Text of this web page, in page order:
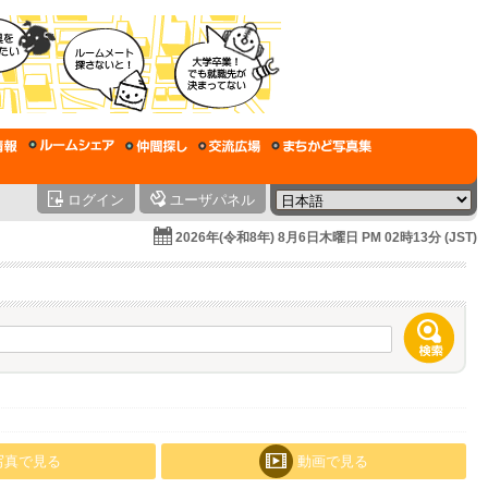
ログイン ユーザパネル
2026年(令和8年) 8月6日木曜日 PM 02時13分 (JST)
真で見る 動画で見る